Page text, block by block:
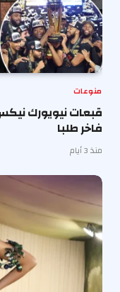
منوعات
قبعات نيويورك
فاخر طلبا
منذ 3 أيام